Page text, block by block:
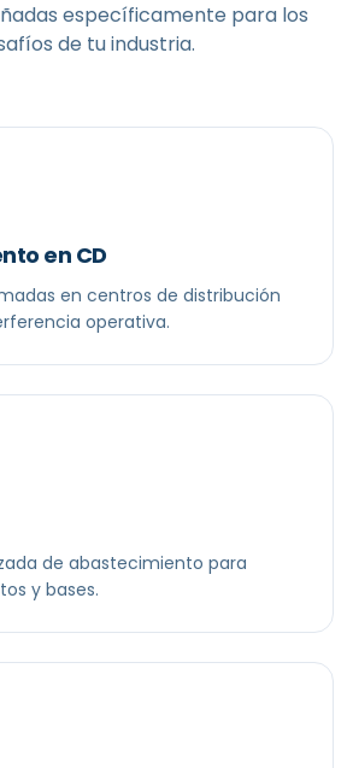
específicamente para los
de tu industria.
en CD
en centros de distribución
operativa.
de abastecimiento para
y bases.